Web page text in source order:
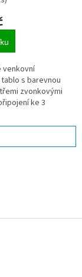
3 účastníky
venkovní
s barevnou
zvonkovými
ke 3
3 generační domy